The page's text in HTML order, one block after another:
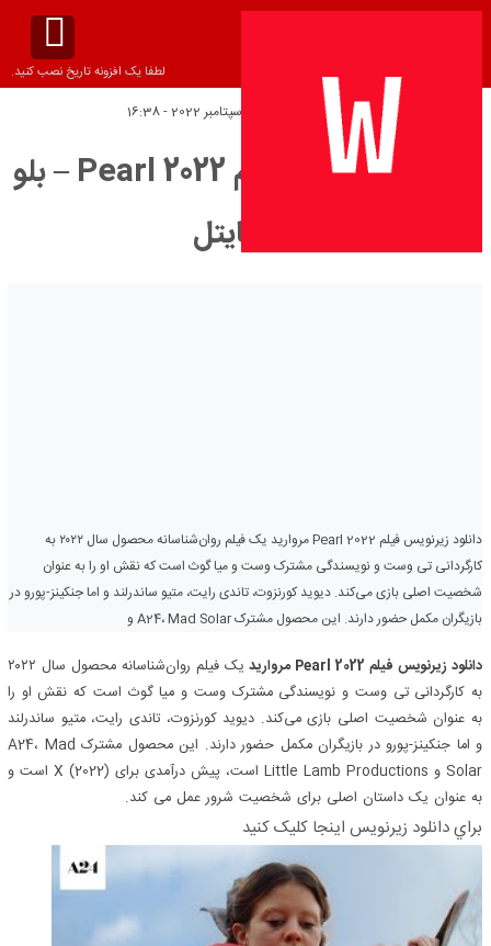
لطفا یک افزونه تاریخ نصب کنید.
تاریخ انتشار:
دانلود زیرنویس فیلم Pearl 2022 – بلو
سابتايتل
دانلود زیرنویس فیلم Pearl 2022 مروارید یک فیلم روان‌شناسانه محصول سال ۲۰۲۲ به
کارگردانی تی وست و نویسندگی مشترک وست و میا گوث است که نقش او را به عنوان
شخصیت اصلی بازی می‌کند. دیوید کورنزوت، تاندی رایت، متیو ساندرلند و اما جنکینز-پورو در
بازیگران مکمل حضور دارند. این محصول مشترک A24، Mad Solar و
دانلود زیرنویس فیلم Pearl 2022 مروارید
یک فیلم روان‌شناسانه محصول سال ۲۰۲۲
به کارگردانی تی وست و نویسندگی مشترک وست و میا گوث است که نقش او را
به عنوان شخصیت اصلی بازی می‌کند. دیوید کورنزوت، تاندی رایت، متیو ساندرلند
و اما جنکینز-پورو در بازیگران مکمل حضور دارند. این محصول مشترک A24، Mad
Solar و Little Lamb Productions است، پیش درآمدی برای X (2022) است و
به عنوان یک داستان اصلی برای شخصیت شرور عمل می کند.
براي دانلود زيرنويس اينجا کليک کنيد